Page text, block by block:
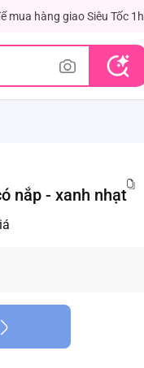
mua hàng giao Siêu Tốc 1h
nắp - xanh nhạt